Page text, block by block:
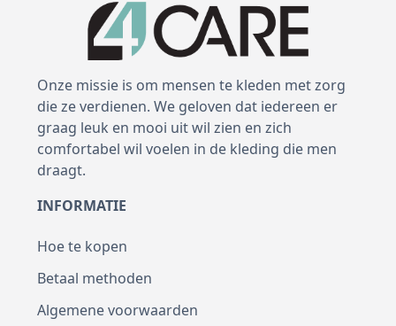
Onze missie is om mensen te kleden met zorg
die ze verdienen. We geloven dat iedereen er
graag leuk en mooi uit wil zien en zich
comfortabel wil voelen in de kleding die men
draagt.
INFORMATIE
Hoe te kopen
Betaal methoden
Algemene voorwaarden